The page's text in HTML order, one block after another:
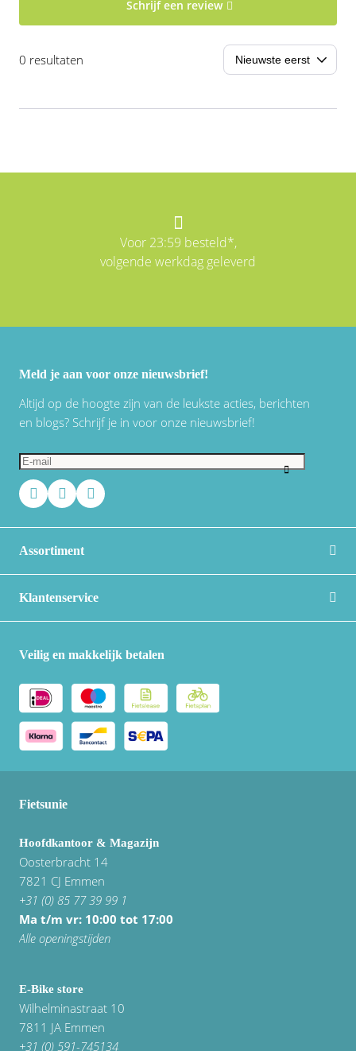
Schrijf een review
0 resultaten
Voor 23:59 besteld*,
volgende werkdag geleverd
Meld je aan voor onze nieuwsbrief!
Altijd op de hoogte zijn van de leukste acties, berichten
en blogs? Schrijf je in voor onze nieuwsbrief!
Assortiment
Klantenservice
Veilig en makkelijk betalen
Fietsunie
Hoofdkantoor & Magazijn
Oosterbracht 14
7821 CJ Emmen
+31 (0) 85 77 39 99 1
Ma t/m vr: 10:00 tot 17:00
Alle openingstijden
E-Bike store
Wilhelminastraat 10
7811 JA Emmen
+31 (0) 591-745134